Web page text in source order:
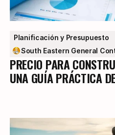
Planificación y Presupuesto
South Eastern General
PRECIO PARA
UNA GUÍA PRÁCTICA